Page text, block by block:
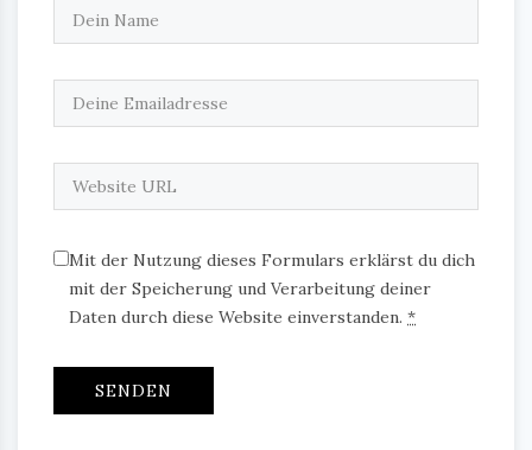
Mit der Nutzung dieses Formulars erklärst du dich
mit der Speicherung und Verarbeitung deiner
Daten durch diese Website einverstanden. *